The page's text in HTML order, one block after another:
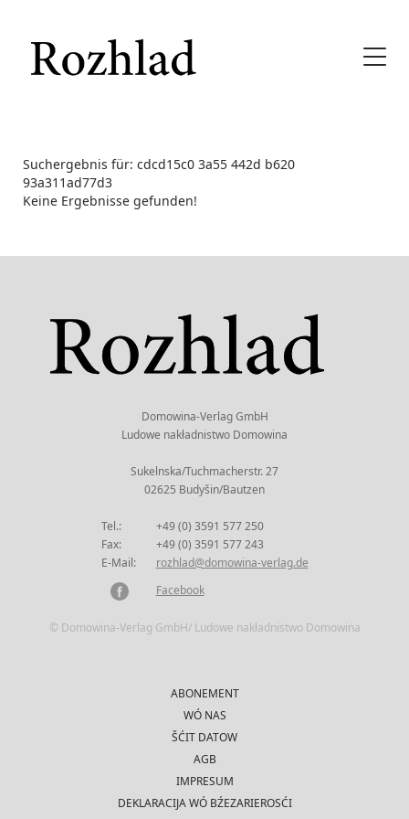
Suchergebnis für: cdcd15c0 3a55 442d b620
93a311ad77d3
Keine Ergebnisse gefunden!
Domowina-Verlag GmbH
Ludowe nakładnistwo Domowina
Sukelnska/Tuchmacherstr. 27
02625 Budyšin/Bautzen
Tel.:
+49 (0) 3591 577 250
Fax:
+49 (0) 3591 577 243
E-Mail:
rozhlad@domowina-verlag.de
Facebook
© Domowina-Verlag GmbH/ Ludowe nakładnistwo Domowina
ABONEMENT
WÓ NAS
ŠĆIT DATOW
AGB
IMPRESUM
DEKLARACIJA WÓ BŹEZARIEROSĆI